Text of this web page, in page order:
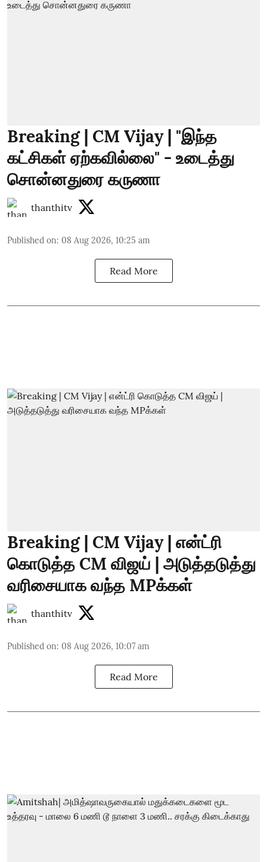
Breaking | CM Vijay | "இந்த
கட்சிகள் ஏற்கவில்லை" - உடைத்து
சொன்னதுரை கருணா
thanthitv
Published on: 08 Aug 2026, 10:25 am
Read More
Breaking | CM Vijay | என்ட்ரி
கொடுத்த CM விஜய் | அடுத்தடுத்து
வரிசையாக வந்த MPக்கள்
thanthitv
Published on: 08 Aug 2026, 10:07 am
Read More